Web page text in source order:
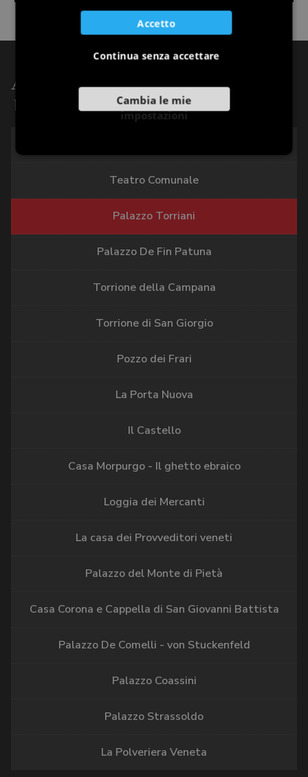
Altri punti di interesse di:
Ville, Palazzi, Monumenti
Teatro Comunale
Palazzo Torriani
Palazzo De Fin Patuna
Torrione della Campana
Torrione di San Giorgio
Pozzo dei Frari
La Porta Nuova
Il Castello
Casa Morpurgo - Il ghetto ebraico
Loggia dei Mercanti
La casa dei Provveditori veneti
Palazzo del Monte di Pietà
Casa Corona e Cappella di San Giovanni Battista
Palazzo De Comelli - von Stuckenfeld
Palazzo Coassini
Palazzo Strassoldo
La Polveriera Veneta
Accetto
Continua senza accettare
Cambia le mie
impostazioni